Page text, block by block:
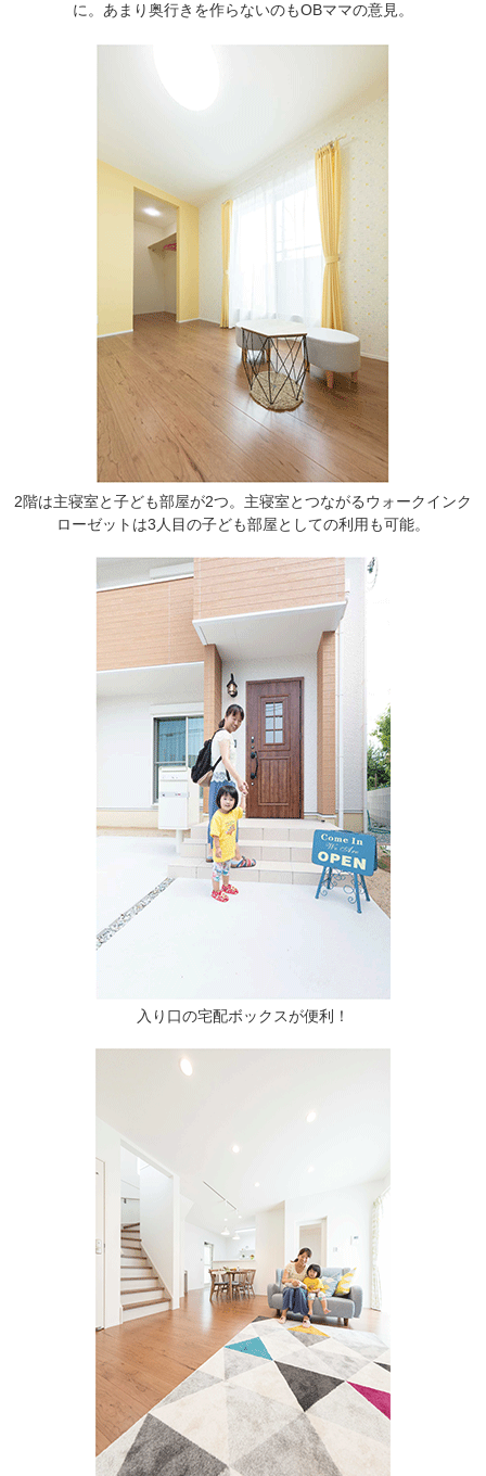
に。あまり奥行きを作らないのもOBママの意見。
2階は主寝室と子ども部屋が2つ。主寝室とつながるウォークインク
ローゼットは3人目の子ども部屋としての利用も可能。
入り口の宅配ボックスが便利！